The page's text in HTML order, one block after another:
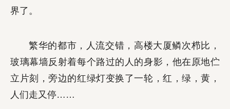
界了。
繁华的都市，人流交错，高楼大厦鳞次栉比，
玻璃幕墙反射着每个路过的人的身影，他在原地伫
立片刻，旁边的红绿灯变换了一轮，红，绿，黄，
人们走又停……